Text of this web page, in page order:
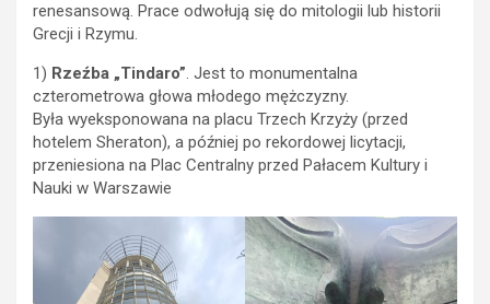
renesansową. Prace odwołują się do mitologii lub historii
Grecji i Rzymu.
1) Rzeźba „Tindaro”. Jest to monumentalna
czterometrowa głowa młodego mężczyzny.
Była wyeksponowana na placu Trzech Krzyży (przed
hotelem Sheraton), a później po rekordowej licytacji,
przeniesiona na Plac Centralny przed Pałacem Kultury i
Nauki w Warszawie